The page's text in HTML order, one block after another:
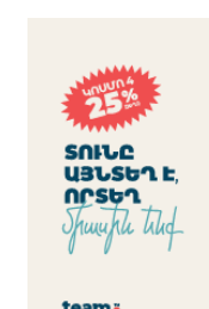
«Արտ
նոր
29800 քառակուսի